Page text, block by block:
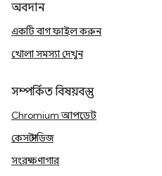
অবদান
একটি বাগ ফাইল করুন
খোলা সমস্যা দেখুন
সম্পর্কিত বিষয়বস্তু
Chromium আপডেট
কেস স্টাডিজ
সংরক্ষণাগার